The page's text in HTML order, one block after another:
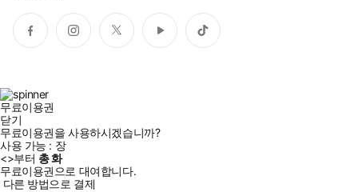
페
이
인
스
트
위
유
튜
틱
톡
무료이용권
닫기
무료이용권을 사용하시겠습니까?
사용 가능 : 장
<>부터 총화
무료이용권으로 대여합니다.
다른 방법으로 결제